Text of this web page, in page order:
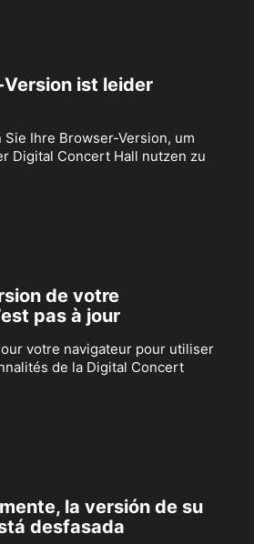
ist leider
Ihre Browser-Version, um
Digital Concert Hall nutzen zu
de votre
pas à jour
votre navigateur pour utiliser
de la Digital Concert
la versión de su
desfasada